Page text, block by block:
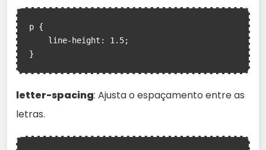
p {
}
letter-spacing: Ajusta o espaçamento entre as
letras.